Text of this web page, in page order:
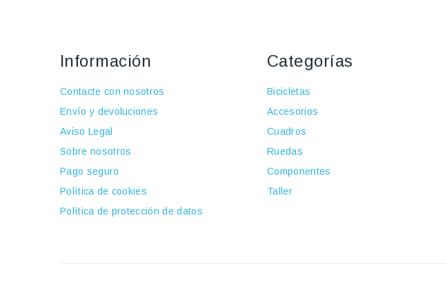
Información
Contacte con nosotros
Envío y devoluciones
Aviso Legal
Sobre nosotros
Pago seguro
Política de cookies
Política de protección de datos
Categorías
Bicicletas
Accesorios
Cuadros
Ruedas
Componentes
Taller